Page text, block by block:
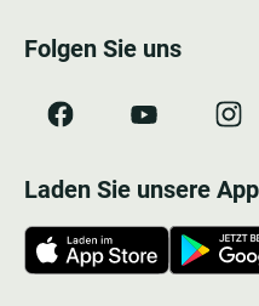
Folgen Sie uns
Laden Sie unsere